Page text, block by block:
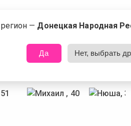
📝
— Донецкая Народная
Да Нет, выбрать